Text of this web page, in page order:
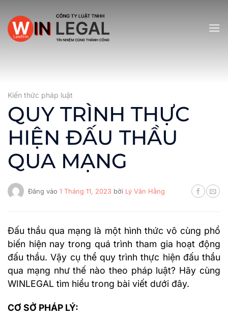
qua
nội
dung
Kiến thức pháp luật
QUY TRÌNH THỰC
HIỆN ĐẤU THẦU
QUA MẠNG
Đăng vào 1 Tháng 11, 2023 bởi Lý Văn Hằng
Đấu thầu qua mạng là một hình thức vô cùng phổ
biến hiện nay trong quá trình tham gia hoạt động
đấu thầu. Vậy cụ thể quy trình thực hiện đấu thầu
qua mạng như thế nào theo pháp luật? Hãy cùng
WINLEGAL tìm hiểu trong bài viết dưới đây.
CƠ SỞ PHÁP LÝ: